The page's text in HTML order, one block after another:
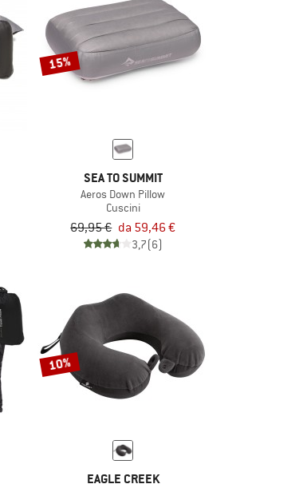
15%
SEA TO SUMMIT
Aeros Down Pillow
Cuscini
69,95 € da 59,46 €
3,7(6)
10%
EAGLE CREEK